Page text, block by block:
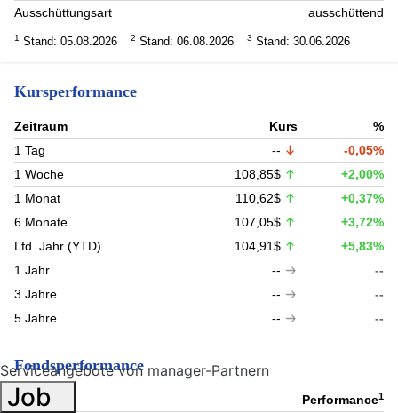
Ausschüttungsart ausschüttend
1 Stand: 05.08.2026 2 Stand: 06.08.2026 3 Stand: 30.06.2026
Kursperformance
Zeitraum Kurs
%
1 Tag
--
-0,05%
1 Woche
108,85$
+2,00%
1 Monat
110,62$
+0,37%
6 Monate
107,05$
+3,72%
Lfd. Jahr (YTD)
104,91$
+5,83%
1 Jahr
--
--
3 Jahre
--
--
5 Jahre
-- --
Fondsperformance
Zeitraum Performance1
Serviceangebote von manager-Partnern
Job